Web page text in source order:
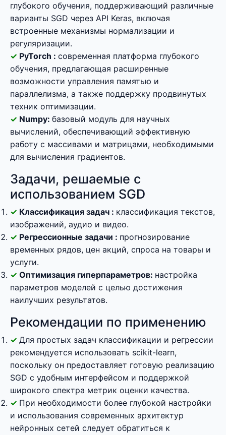
глубокого обучения, поддерживающий различные
варианты SGD через API Keras, включая
встроенные механизмы нормализации и
регуляризации.
PyTorch : современная платформа глубокого
обучения, предлагающая расширенные
возможности управления памятью и
параллелизма, а также поддержку продвинутых
техник оптимизации.
Numpy: базовый модуль для научных
вычислений, обеспечивающий эффективную
работу с массивами и матрицами, необходимыми
для вычисления градиентов.
Задачи, решаемые с
использованием SGD
Классификация задач : классификация текстов,
изображений, аудио и видео.
Регрессионные задачи : прогнозирование
временных рядов, цен акций, спроса на товары и
услуги.
Оптимизация гиперпараметров: настройка
параметров моделей с целью достижения
наилучших результатов.
Рекомендации по применению
Для простых задач классификации и регрессии
рекомендуется использовать scikit-learn,
поскольку он предоставляет готовую реализацию
SGD с удобным интерфейсом и поддержкой
широкого спектра метрик оценки качества.
При необходимости более глубокой настройки
и использования современных архитектур
нейронных сетей следует обратиться к